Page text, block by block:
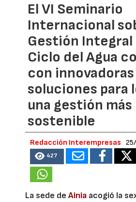
El VI Seminario
Internacional
Gestión Integral
Ciclo del Agua
con innovadoras
soluciones para
una gestión más
sostenible
Redacción Interempresas
427
La sede deAinia acogió la